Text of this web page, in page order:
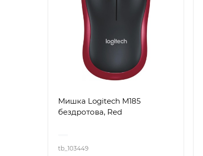
Мишка Logitech M185
бездротова, Red
tb_103449